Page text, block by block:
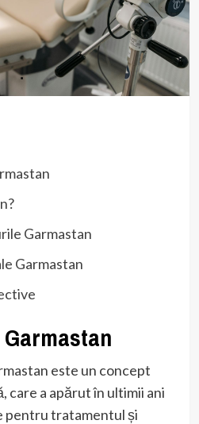
Garmastan
Garmastan
este un concept
care a apărut în ultimii ani
pentru tratamentul și